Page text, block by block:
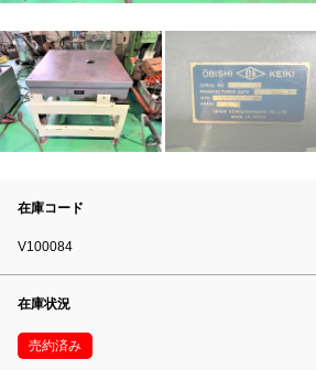
在庫コード
V100084
在庫状況
売約済み